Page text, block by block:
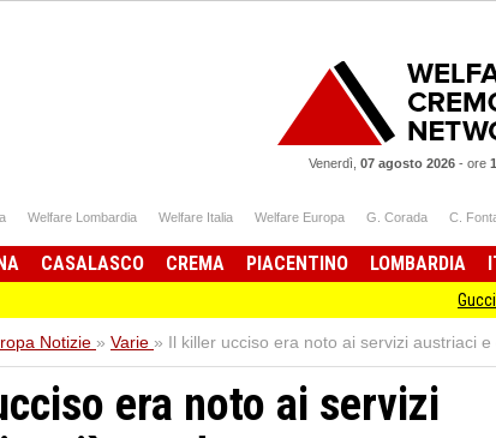
Venerdì, 07 agosto 2026 - ore
Welfare Lombardia Welfare Italia Welfare Europa G. Corada C.
CASALASCO CREMA PIACENTINO LOMBARDIA
Guccini,
Notizie » Varie » Il killer ucciso era noto ai servizi austriaci
era noto ai servizi